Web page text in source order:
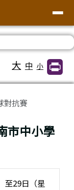
球資訊網
大 中 小
對抗賽
市中小學
至29日（星